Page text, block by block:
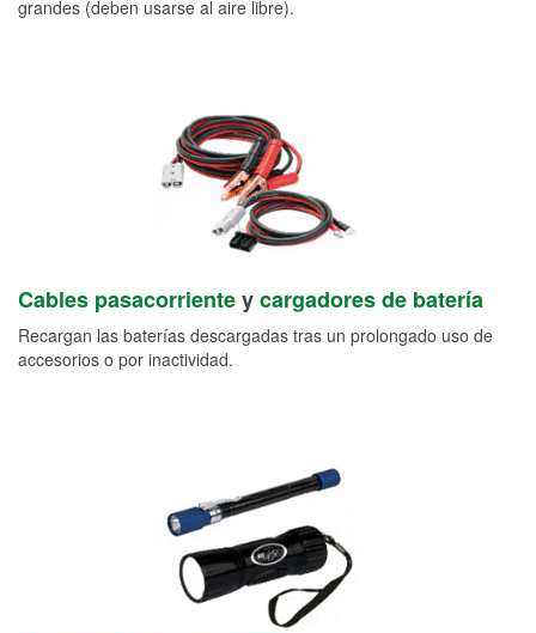
grandes (deben usarse al aire libre).
Cables pasacorrienteycargadores de batería
Recargan las baterías descargadas tras un prolongado uso de
accesorios o por inactividad.